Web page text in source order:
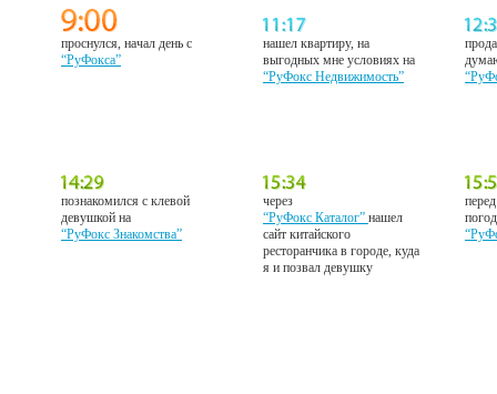
проснулся, начал день с
“РуФокса”
нашел квартиру, на
выгодных мне условиях на
“РуФокс Недвижимость”
познакомился с клевой
девушкой на
“РуФокс Знакомства”
через
“РуФокс Каталог”нашел
сайт китайского
ресторанчика в городе, куда
я и позвал девушку